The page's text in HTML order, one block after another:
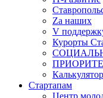
Za наших
V
Курорты
Калькулятор
Стартапам
Центр